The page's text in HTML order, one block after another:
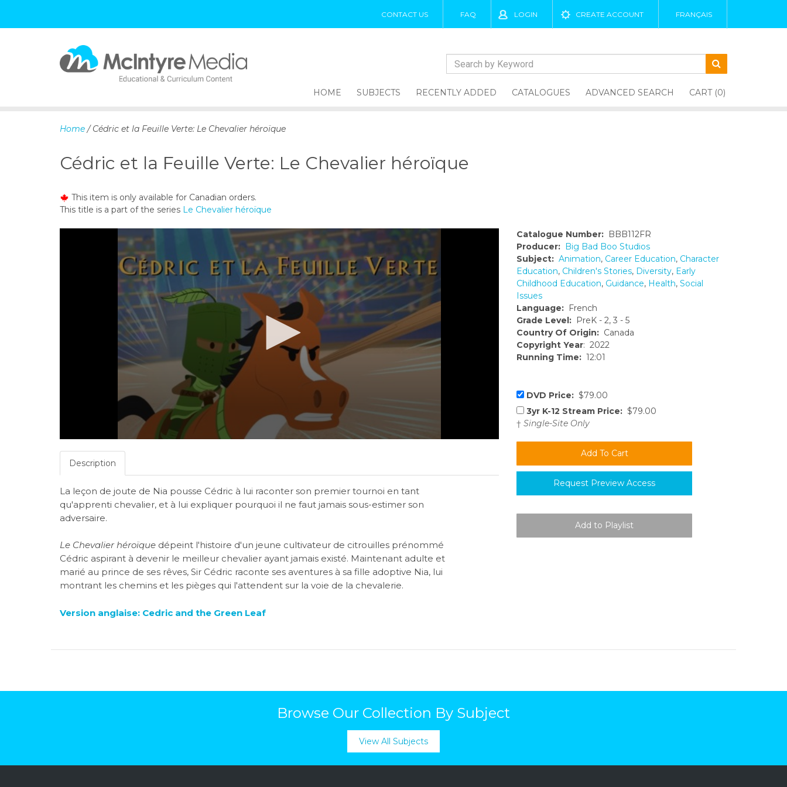
CONTACT US FAQ LOGIN CREATE ACCOUNT FRANÇAIS
p
c
t
e
t
HOME SUBJECTS RECENTLY ADDED CATALOGUES ADVANCED SEARCH CART (0)
Home / Cédric et la Feuille Verte: Le Chevalier héroïque
Cédric et la Feuille Verte: Le Chevalier héroïque
This item is only available for Canadian orders.
This title is a part of the series Le Chevalier héroïque
Catalogue Number: BBB112FR
Producer: Big Bad Boo Studios
Subject: Animation, Career Education, Character
Education, Children's Stories, Diversity, Early
Childhood Education, Guidance, Health, Social
Issues
Language: French
Grade Level: PreK - 2, 3 - 5
Country Of Origin: Canada
Copyright Year: 2022
Running Time: 12:01
DVD Price: $79.00
3yr K-12 Stream Price: $79.00
† Single-Site Only
Request Preview Access
Description
La leçon de joute de Nia pousse Cédric à lui raconter son premier tournoi en tant
qu'apprenti chevalier, et à lui expliquer pourquoi il ne faut jamais sous-estimer son
adversaire.
Le Chevalier héroïque dépeint l'histoire d'un jeune cultivateur de citrouilles prénommé
Cédric aspirant à devenir le meilleur chevalier ayant jamais existé. Maintenant adulte et
marié au prince de ses rêves, Sir Cédric raconte ses aventures à sa fille adoptive Nia, lui
montrant les chemins et les pièges qui l'attendent sur la voie de la chevalerie.
Version anglaise: Cedric and the Green Leaf
Browse Our Collection By Subject
View All Subjects